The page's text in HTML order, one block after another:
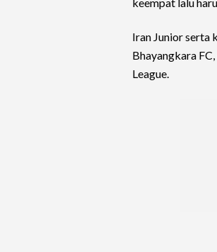
Iran Junior serta
Bhayangkara
League.